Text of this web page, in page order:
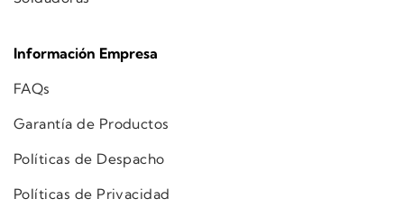
Información Empresa
FAQs
Garantía de Productos
Políticas de Despacho
Políticas de Privacidad